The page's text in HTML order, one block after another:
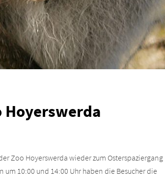
Hoyerswerda
Zoo Hoyerswerda wieder zum Osterspaziergang
10:00 und 14:00 Uhr haben die Besucher die